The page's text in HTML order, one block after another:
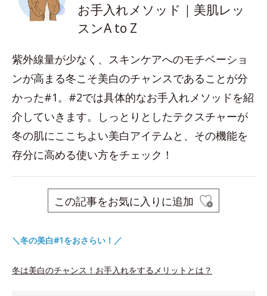
お手入れメソッド｜美肌レッ
スンA to Z
紫外線量が少なく、スキンケアへのモチベーショ
ンが高まる冬こそ美白のチャンスであることが分
かった#1。#2では具体的なお手入れメソッドを紹
介していきます。しっとりとしたテクスチャーが
冬の肌にここちよい美白アイテムと、その機能を
存分に高める使い方をチェック！
この記事をお気に入りに追加
＼冬の美白#1をおさらい！／
冬は美白のチャンス！お手入れをするメリットとは？